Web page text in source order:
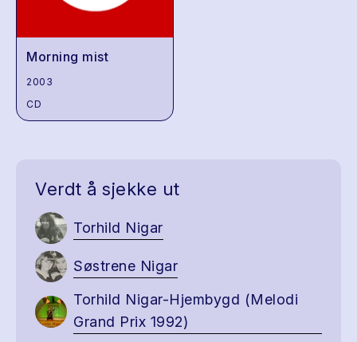
Morning mist
2003
CD
Verdt å sjekke ut
Torhild Nigar
Søstrene Nigar
Torhild Nigar-Hjembygd (Melodi
Grand Prix 1992)